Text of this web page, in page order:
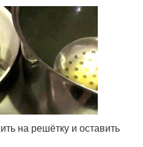
на решётку и оставить